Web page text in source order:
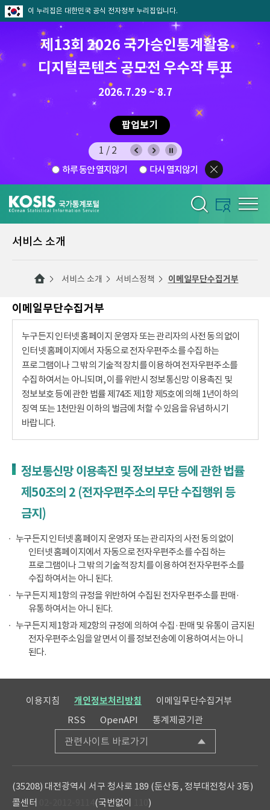
이 누리집은 대한민국 공식 전자정부 누리집입니다.
제13회 2026 국가승인통계활용
디지털콘텐츠 공모전 우수작 투표
2026.7.29 ~ 8.7
팝업보기
8.7.(금) ~ 8.21.(금)
1/2
하루 동안 열지않기 다시 열지않기
서비스 소개
서비스 소개 서비스정책 이메일무단수집거부
이메일무단수집거부
누구든지 인터넷 홈페이지 운영자 또는 관리자의 사전 동의 없이
인터넷 홈페이지에서 자동으로 전자우편주소를 수집하는
프로그램이나 그 밖의 기술적 장치를 이용하여 전자우편주소를
수집하여서는 아니되며, 이를 위반시 정보통신망 이용촉진 및
정보보호 등에 관한 법률 제74조 제1항 제5호에 의해 1년이하의
징역 또는 1천만원 이하의 벌금에 처할 수 있음을 유념하시기
바랍니다.
정보통신망 이용촉진 및 정보보호 등에 관한 법률
제50조의 2 (전자우편주소의 무단 수집행위 등
금지)
누구든지 인터넷 홈페이지 운영자 또는 관리자의 사전 동의 없이
인터넷 홈페이지에서 자동으로 전자우편주소를 수집하는
프로그램이나 그 밖의 기술적 장치를 이용하여 전자우편주소를
수집하여서는 아니 된다.
누구든지 제1항의 규정을 위반하여 수집된 전자우편주소를 판매·
유통하여서는 아니 된다.
누구든지 제1항과 제2항의 규정에 의하여 수집·판매 및 유통이 금지된
전자우편주소임을 알면서 이를 정보전송에 이용하여서는 아니
된다.
이용지침 개인정보처리방침
이메일무단수집거부
RSS
OpenAPI 통계제공기관
관련사이트 바로가기
(35208) 대전광역시 서구 청사로 189 (둔산동, 정부대전청사 3동)
콜센터
(국번없이 )